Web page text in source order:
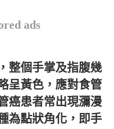
ads
整個手掌及指腹幾
呈黃色，應對食管
癌患者常出現瀰漫
為點狀角化，即手